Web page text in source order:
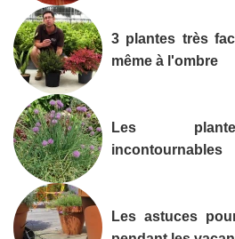
3 plantes très
même à l'ombre
Les
incontournables
Les astuces